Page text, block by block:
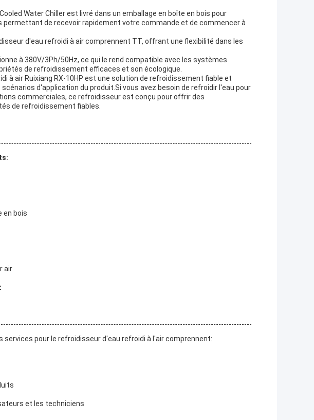
Water Chiller est livré dans un emballage en boîte en bois pour
de recevoir rapidement votre commande et de commencer à
d'eau refroidi à air comprennent TT, offrant une flexibilité dans les
à 380V/3Ph/50Hz, ce qui le rend compatible avec les systèmes
de refroidissement efficaces et son écologique.
à air Ruixiang RX-10HP est une solution de refroidissement fiable et
d'application du produit.Si vous avez besoin de refroidir l'eau pour
commerciales, ce refroidisseur est conçu pour offrir des
de refroidissement fiables.
en bois
air
pour le refroidisseur d'eau refroidi à l'air comprennent:
et les techniciens